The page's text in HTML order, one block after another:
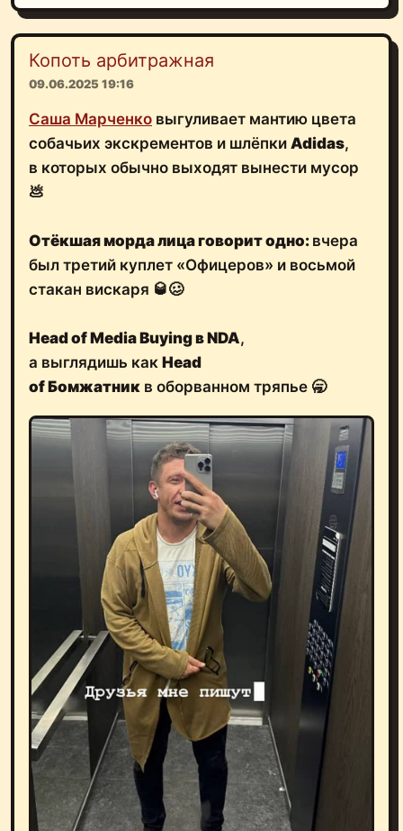
Копоть арбитражная
09.06.2025 19:16
Саша Марченко выгуливает мантию цвета
собачьих экскрементов и шлёпки Adidas,
в которых обычно выходят вынести мусор
💩
Отёкшая морда лица говорит одно: вчера
был третий куплет «Офицеров» и восьмой
стакан вискаря 🥃🥴
Head of Media Buying в NDA,
а выглядишь как Head
of Бомжатник в оборванном тряпье 🥱